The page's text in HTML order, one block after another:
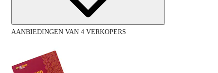
AANBIEDINGEN VAN 4 VERKOPERS